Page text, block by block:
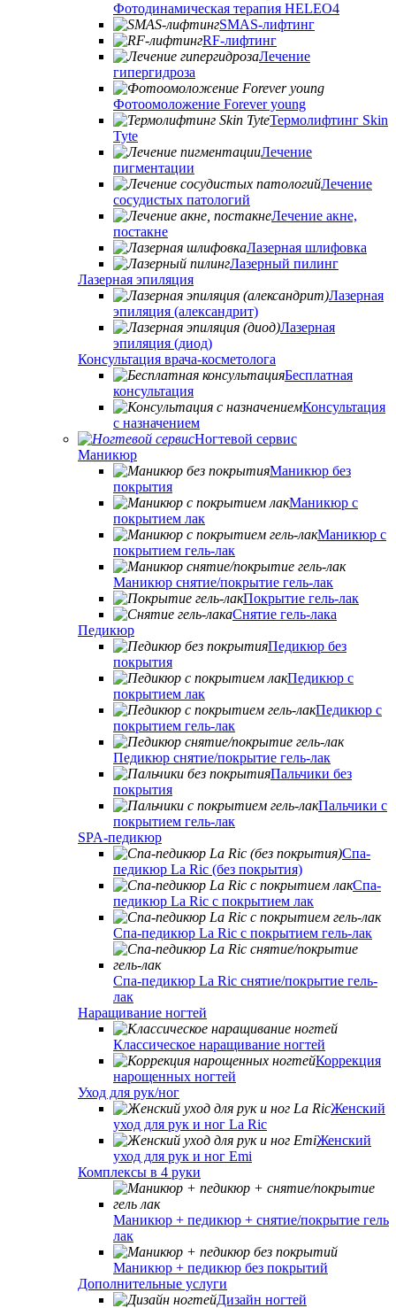
Фотодинамическая терапия HELEO4
SMAS-лифтинг
RF-лифтинг
Лечение
гипергидроза
Фотоомоложение Forever young
Термолифтинг Skin
Tyte
Лечение
пигментации
Лечение
сосудистых патологий
Лечение акне,
постакне
Лазерная шлифовка
Лазерный пилинг
Лазерная эпиляция
Лазерная
эпиляция (александрит)
Лазерная
эпиляция (диод)
Консультация врача-косметолога
Бесплатная
консультация
Консультация
с назначением
Ногтевой сервис
Маникюр
Маникюр без
покрытия
Маникюр с
покрытием лак
Маникюр с
покрытием гель-лак
Маникюр снятие/покрытие гель-лак
Покрытие гель-лак
Снятие гель-лака
Педикюр
Педикюр без
покрытия
Педикюр с
покрытием лак
Педикюр с
покрытием гель-лак
Педикюр снятие/покрытие гель-лак
Пальчики без
покрытия
Пальчики с
покрытием гель-лак
SPA-педикюр
Спа-
педикюр La Ric (без покрытия)
Спа-
педикюр La Ric с покрытием лак
Спа-педикюр La Ric с покрытием гель-лак
Спа-педикюр La Ric снятие/покрытие гель-
лак
Наращивание ногтей
Классическое наращивание ногтей
Коррекция
нарощенных ногтей
Уход для рук/ног
Женский
уход для рук и ног La Ric
Женский
уход для рук и ног Emi
Комплексы в 4 руки
Маникюр + педикюр + снятие/покрытие гель
лак
Маникюр + педикюр без покрытий
Дополнительные услуги
Дизайн ногтей